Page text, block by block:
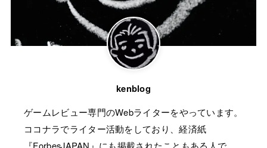
kenblog
ゲームレビュー専門のWebライターをやっています。
ココナラでライター活動をしており、経済紙
『ForbesJAPAN』にも掲載されたこともある人で